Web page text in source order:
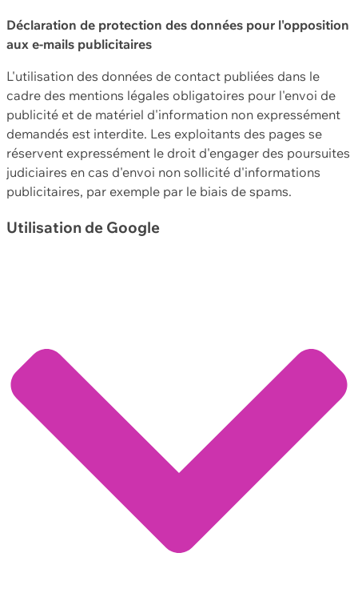
Déclaration de protection des données pour l'opposition
aux e-mails publicitaires
L'utilisation des données de contact publiées dans le
cadre des mentions légales obligatoires pour l'envoi de
publicité et de matériel d'information non expressément
demandés est interdite. Les exploitants des pages se
réservent expressément le droit d'engager des poursuites
judiciaires en cas d'envoi non sollicité d'informations
publicitaires, par exemple par le biais de spams.
Utilisation de Google